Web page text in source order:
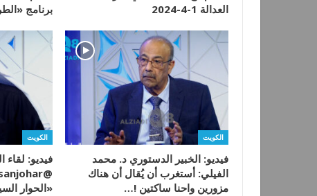
العدالة 1-4-2024
برنامج
الكويت
فيديو: الخبير الدستوري د. محمد
الفيلي: أستغرب أن يُقال أن هناك
مزورين واحنا ساكتين !…
الكويت
فيديو:
«الحوار